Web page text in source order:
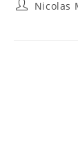
Auteur/Nicolas